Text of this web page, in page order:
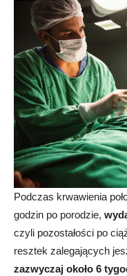
Podczas krwawienia
godzin po porodzie,
czyli pozostałości po
resztek zalegających
zazwyczaj około 6